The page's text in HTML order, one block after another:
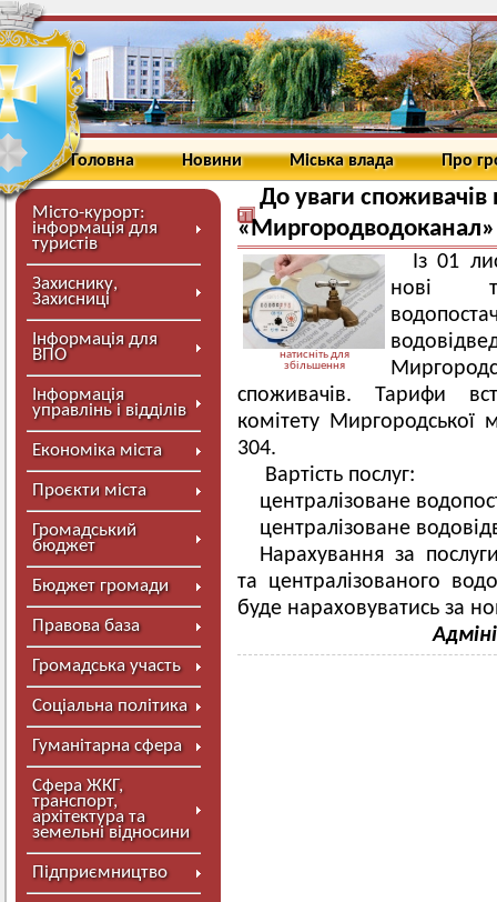
Головна Новини Міська влада Про
Місто-курорт:
інформація для
туристів
Захиснику,
Захисниці
Інформація для
ВПО
Інформація
управлінь і відділів
Економіка міста
Проєкти міста
Громадський
бюджет
Бюджет громади
Правова база
Громадська участь
Соціальна політика
Гуманітарна сфера
Сфера ЖКГ,
транспорт,
архітектура та
земельні відносини
Підприємництво
До уваги споживачів
натисніть для
збільшення
Із 01
нові
споживачів. Тарифи
комітету
304.
Вартість послуг:
централізоване
централізоване
Нарахування за
та централізованого
буде нараховуватись за